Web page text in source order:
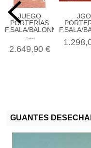
GUANTES
JUEGO
PORTERÍAS
F.SALA/BALONMANO
-...
2.649,90 €
JGO
F.SALA/